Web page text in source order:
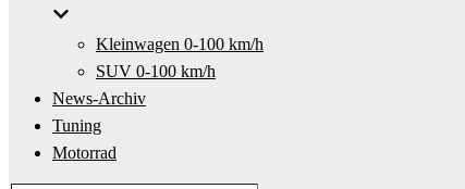
Kleinwagen 0-100 km/h
SUV 0-100 km/h
News-Archiv
Tuning
Motorrad